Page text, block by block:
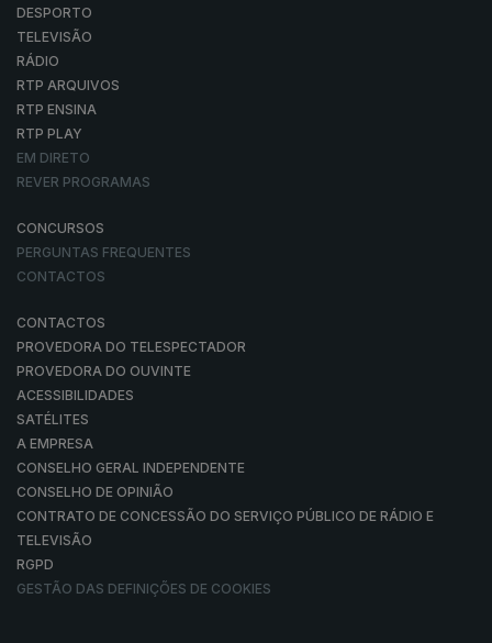
DESPORTO
TELEVISÃO
RÁDIO
RTP ARQUIVOS
RTP ENSINA
RTP PLAY
EM DIRETO
REVER PROGRAMAS
CONCURSOS
PERGUNTAS FREQUENTES
CONTACTOS
CONTACTOS
PROVEDORA DO TELESPECTADOR
PROVEDORA DO OUVINTE
ACESSIBILIDADES
SATÉLITES
A EMPRESA
CONSELHO GERAL INDEPENDENTE
CONSELHO DE OPINIÃO
CONTRATO DE CONCESSÃO DO SERVIÇO PÚBLICO DE RÁDIO E
TELEVISÃO
RGPD
GESTÃO DAS DEFINIÇÕES DE COOKIES